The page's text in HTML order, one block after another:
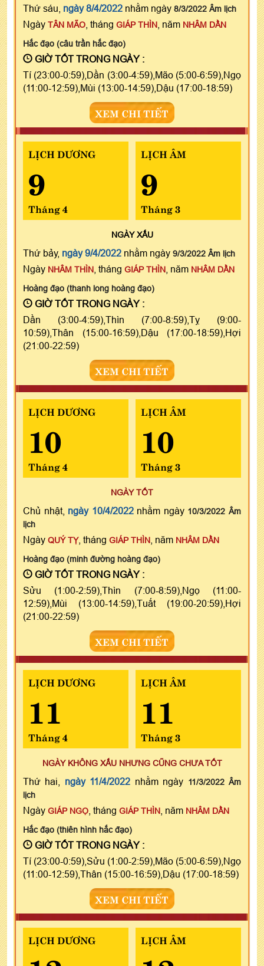
Thứ sáu, ngày 8/4/2022 nhằm ngày 8/3/2022 Âm lịch
Ngày TÂN MÃO , tháng GIÁP THÌN , năm NHÂM DẦN
Hắc đạo (câu trần hắc đạo)
GIỜ TỐT TRONG NGÀY :
Tí (23:00-0:59),Dần (3:00-4:59),Mão (5:00-6:59),Ngọ
(11:00-12:59),Mùi (13:00-14:59),Dậu (17:00-18:59)
XEM CHI TIẾT
LỊCH DƯƠNG
9
Tháng 4
LỊCH ÂM
9
Tháng 3
NGÀYXẤU
Thứ bảy, ngày 9/4/2022 nhằm ngày 9/3/2022 Âm lịch
Ngày NHÂM THÌN , tháng GIÁP THÌN , năm NHÂM DẦN
Hoàng đạo (thanh long hoàng đạo)
GIỜ TỐT TRONG NGÀY :
Dần (3:00-4:59),Thìn (7:00-8:59),Tỵ (9:00-
10:59),Thân (15:00-16:59),Dậu (17:00-18:59),Hợi
(21:00-22:59)
XEM CHI TIẾT
LỊCH DƯƠNG
10
Tháng 4
LỊCH ÂM
10
Tháng 3
NGÀY TỐT
Chủ nhật, ngày 10/4/2022nhằm ngày 10/3/2022 Âm
lịch
Ngày QUÝ TỴ, tháng GIÁP THÌN , năm NHÂM DẦN
Hoàng đạo (minh đường hoàng đạo)
GIỜ TỐT TRONG NGÀY :
Sửu (1:00-2:59),Thìn (7:00-8:59),Ngọ (11:00-
12:59),Mùi (13:00-14:59),Tuất (19:00-20:59),Hợi
(21:00-22:59)
XEM CHI TIẾT
LỊCH DƯƠNG
11
Tháng 4
LỊCH ÂM
11
Tháng 3
NGÀY KHÔNG XẤU NHƯNG CŨNG CHƯA TỐT
Thứ hai, ngày 11/4/2022 nhằm ngày 11/3/2022 Âm
lịch
Ngày GIÁP NGỌ , tháng GIÁP THÌN , năm NHÂM DẦN
Hắc đạo (thiên hình hắc đạo)
GIỜ TỐT TRONG NGÀY :
Tí (23:00-0:59),Sửu (1:00-2:59),Mão (5:00-6:59),Ngọ
(11:00-12:59),Thân (15:00-16:59),Dậu (17:00-18:59)
XEM CHI TIẾT
LỊCH DƯƠNG LỊCH ÂM